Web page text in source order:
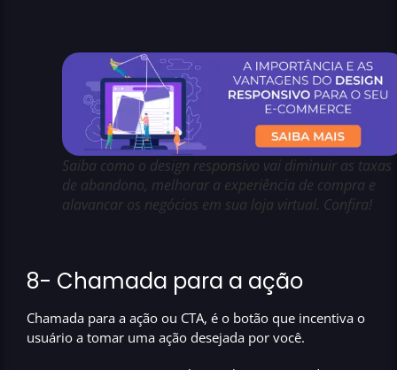
Saiba como o design responsivo vai diminuir as taxas
de abandono, melhorar a experiência de compra e
alavancar os negócios em sua loja virtual. Confira!
8- Chamada para a ação
Chamada para a ação ou CTA, é o botão que incentiva o
usuário a tomar uma ação desejada por você.